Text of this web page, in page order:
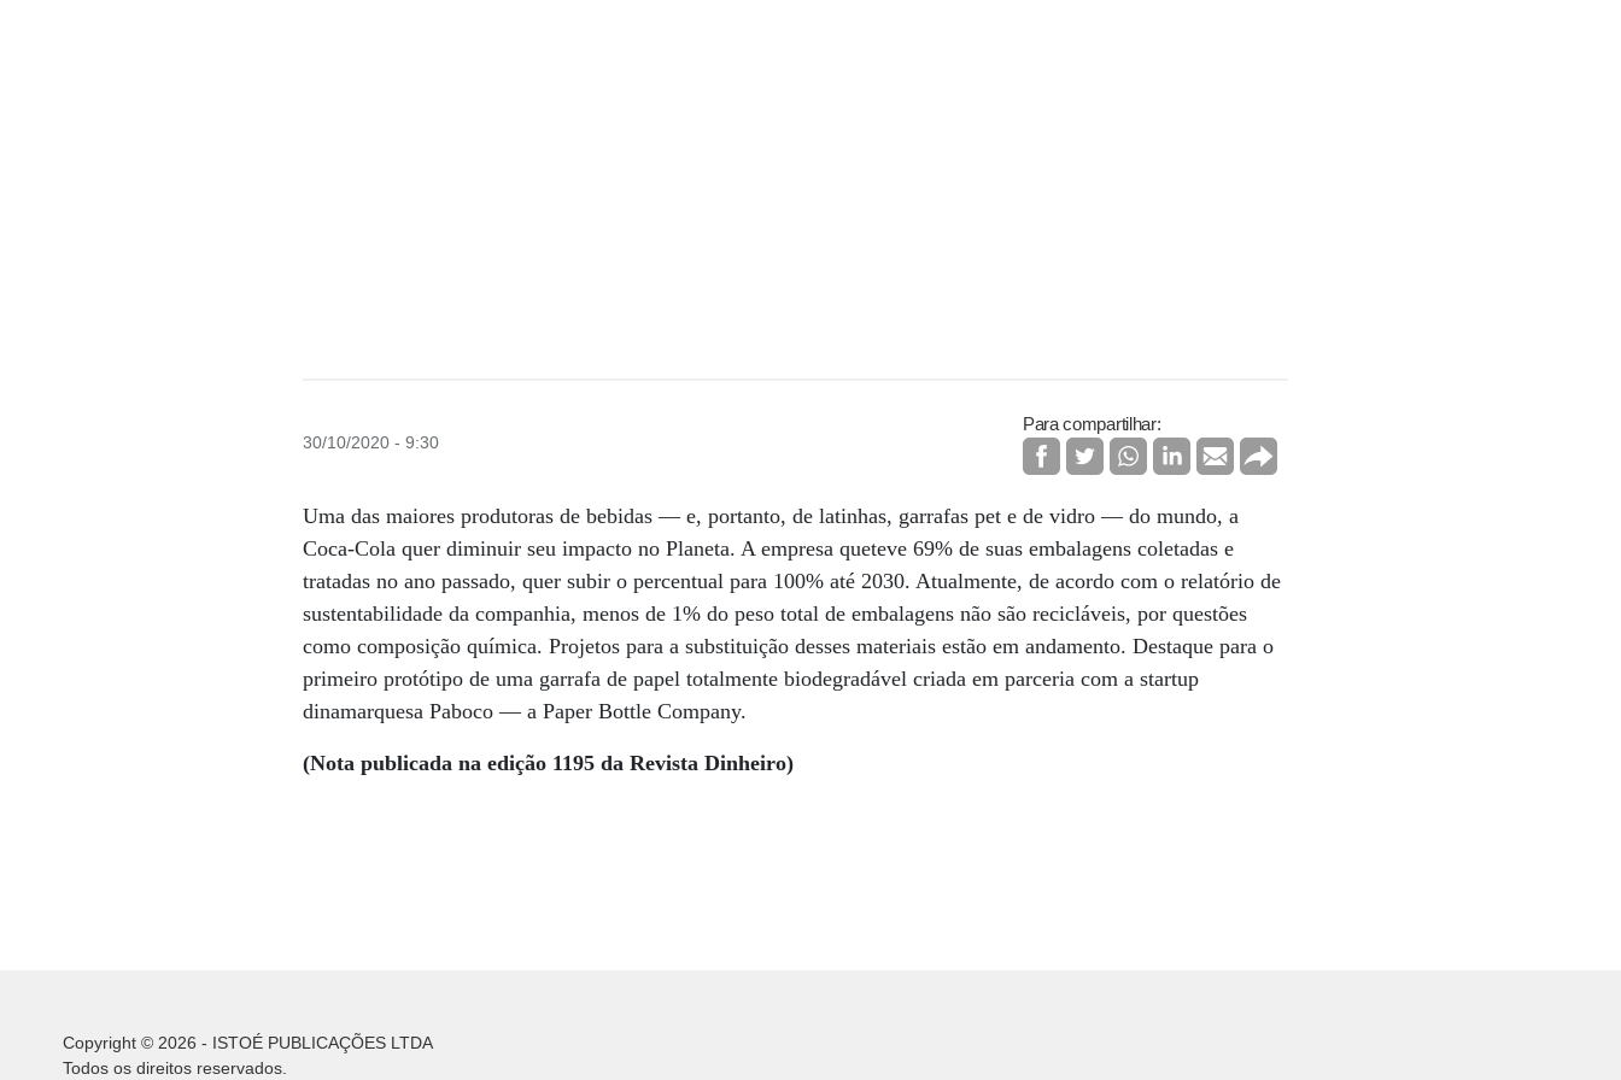
30/10/2020 - 9:30
Para compartilhar:
Uma das maiores produtoras de bebidas — e, portanto, de latinhas, garrafas pet e de vidro — do mundo, a
Coca-Cola quer diminuir seu impacto no Planeta. A empresa queteve 69% de suas embalagens coletadas e
tratadas no ano passado, quer subir o percentual para 100% até 2030. Atualmente, de acordo com o relatório de
sustentabilidade da companhia, menos de 1% do peso total de embalagens não são recicláveis, por questões
como composição química. Projetos para a substituição desses materiais estão em andamento. Destaque para o
primeiro protótipo de uma garrafa de papel totalmente biodegradável criada em parceria com a startup
dinamarquesa Paboco — a Paper Bottle Company.
(Nota publicada na edição 1195 da Revista Dinheiro)
Copyright © 2026 - ISTOÉ PUBLICAÇÕES LTDA
Todos os direitos reservados.